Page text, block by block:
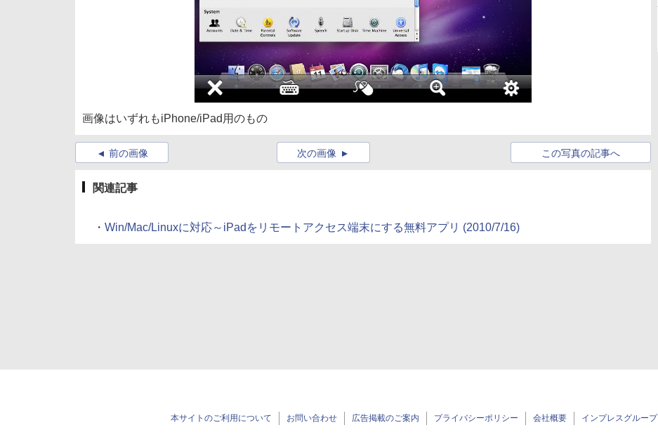
画像はいずれもiPhone/iPad用のもの
前の画像 この写真の記事へ
次の画像
関連記事
・ Win/Mac/Linuxに対応～iPadをリモートアクセス端末にする無料アプリ (2010/7/16)
本サイトのご利用について お問い合わせ 広告掲載のご案内 プライバシーポリシー 会社概要 インプレスグループ